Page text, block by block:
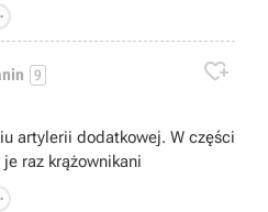
9 
artylerii dodatkowej. W części
raz krążownikani